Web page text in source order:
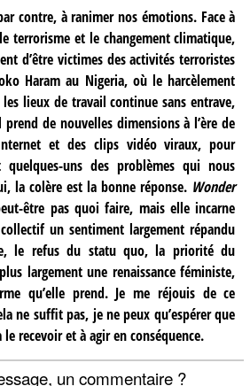
contre, à ranimer nos émotions. Face à
terrorisme et le changement climatique,
d’être victimes des activités terroristes
Haram au Nigeria, où le harcèlement
lieux de travail continue sans entrave,
de nouvelles dimensions à l’ère de
et des clips vidéo viraux, pour
quelques-uns des problèmes qui nous
la colère est la bonne réponse. Wonder
être pas quoi faire, mais elle incarne
un sentiment largement répandu
le refus du statu quo, la priorité du
largement une renaissance féministe,
qu’elle prend. Je me réjouis de ce
ne suffit pas, je ne peux qu’espérer que
le recevoir et à agir en conséquence.
un commentaire ?